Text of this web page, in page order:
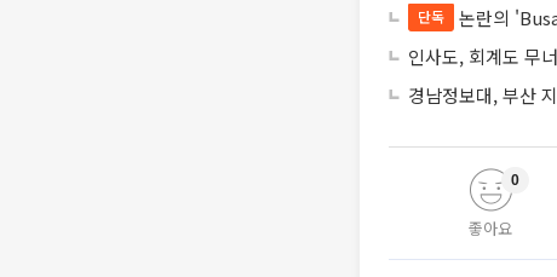
단독
논란의
인사도, 회계도 무
경남정보대, 부산
좋아요
0